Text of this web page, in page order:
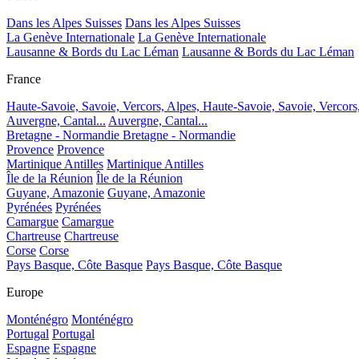
Dans les Alpes Suisses Dans les Alpes Suisses
La Genève Internationale La Genève Internationale
Lausanne & Bords du Lac Léman Lausanne & Bords du Lac Léman
France
Haute-Savoie, Savoie, Vercors, Alpes, Haute-Savoie, Savoie,
Auvergne, Cantal... Auvergne, Cantal...
Bretagne - Normandie Bretagne - Normandie
Provence Provence
Martinique Antilles Martinique Antilles
Île de la Réunion Île de la Réunion
Guyane, Amazonie Guyane, Amazonie
Pyrénées Pyrénées
Camargue Camargue
Chartreuse Chartreuse
Corse Corse
Pays Basque, Côte Basque Pays Basque, Côte Basque
Europe
Monténégro Monténégro
Portugal Portugal
Espagne Espagne